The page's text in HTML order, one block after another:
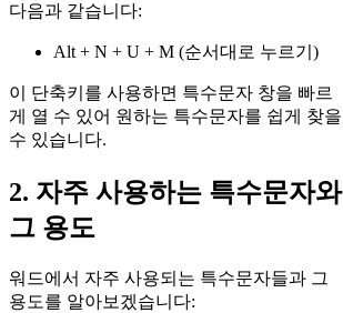
다음과 같습니다:
Alt + N + U + M (순서대로 누르기)
이 단축키를 사용하면 특수문자 창을 빠르
게 열 수 있어 원하는 특수문자를 쉽게 찾을
수 있습니다.
2. 자주 사용하는 특수문자와
그 용도
워드에서 자주 사용되는 특수문자들과 그
용도를 알아보겠습니다: